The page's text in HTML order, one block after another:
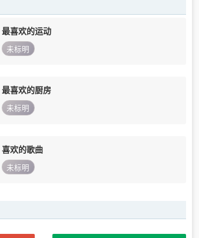
最喜欢的运动
未标明
最喜欢的厨房
未标明
喜欢的歌曲
未标明